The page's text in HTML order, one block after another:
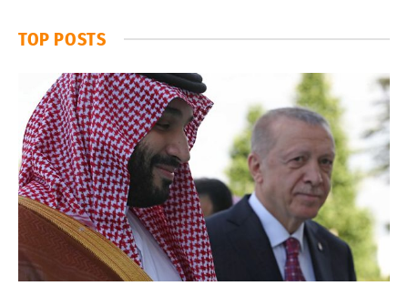
TOP POSTS